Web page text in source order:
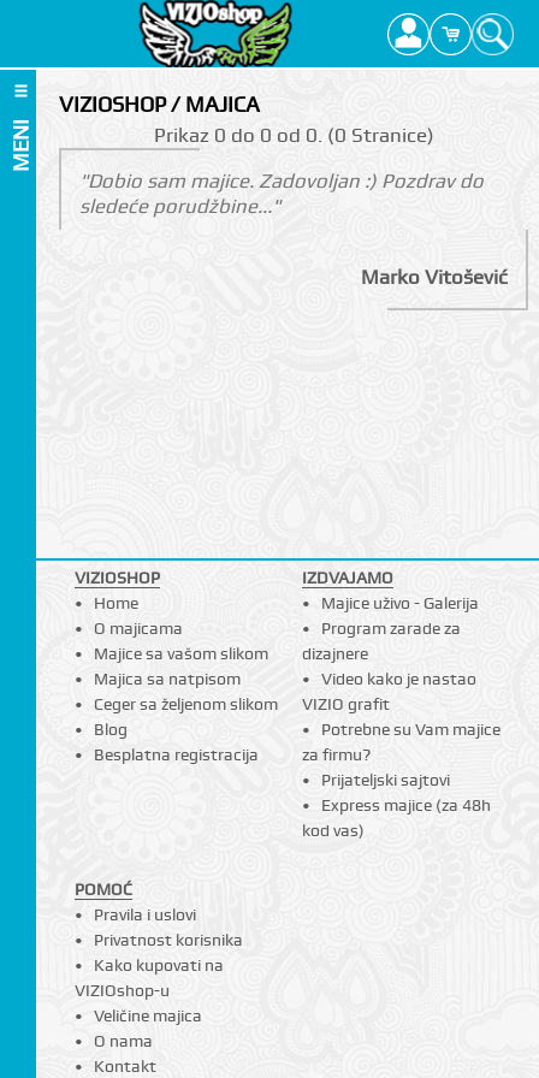
MENI
VIZIOSHOP / MAJICA
Prikаz 0 do 0 оd 0. (0 Strаnicе)
"Dobio sam majice. Zadovoljan :) Pozdrav do
sledeće porudžbine..."
Marko Vitošević
VIZIOSHOP
Home
O majicama
Majice sa vašom slikom
Majica sa natpisom
Ceger sa željenom slikom
Blog
Besplatna registracija
IZDVAJAMO
Majice uživo - Galerija
Program zarade za
dizajnere
Video kako je nastao
VIZIO grafit
Potrebne su Vam majice
za firmu?
Prijateljski sajtovi
Express majice (za 48h
kod vas)
POMOĆ
Pravila i uslovi
Privatnost korisnika
Kako kupovati na
VIZIOshop-u
Veličine majica
O nama
Kontakt